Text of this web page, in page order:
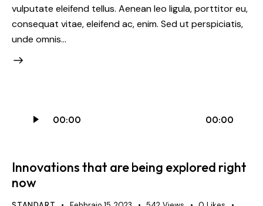
vulputate eleifend tellus. Aenean leo ligula, porttitor eu,
consequat vitae, eleifend ac, enim. Sed ut perspiciatis,
unde omnis…
Player
00:00 00:00
Innovations that are being explored right
now